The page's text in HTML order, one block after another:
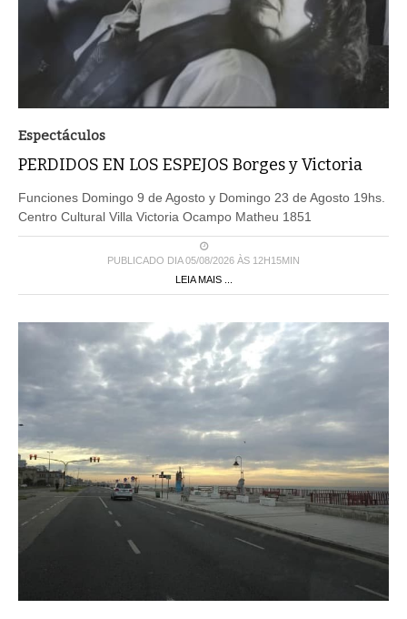
Espectáculos
PERDIDOS EN LOS ESPEJOS Borges y Victoria
Funciones Domingo 9 de Agosto y Domingo 23 de Agosto 19hs.
Centro Cultural Villa Victoria Ocampo Matheu 1851
PUBLICADO DIA 05/08/2026 ÀS 12H15MIN
LEIA MAIS ...